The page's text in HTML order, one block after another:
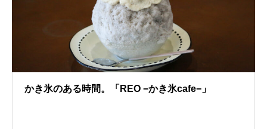
かき氷のある時間。「REO −かき氷cafe−」